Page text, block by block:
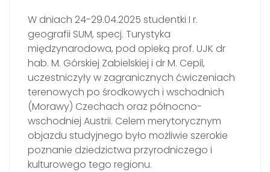
W dniach 24-29.04.2025 studentki I r.
geografii SUM, specj. Turystyka
międzynarodowa, pod opieką prof. UJK dr
hab. M. Górskiej Zabielskiej i dr M. Cepil,
uczestniczyły w zagranicznych ćwiczeniach
terenowych po środkowych i wschodnich
(Morawy) Czechach oraz północno-
wschodniej Austrii. Celem merytorycznym
objazdu studyjnego było możliwie szerokie
poznanie dziedzictwa przyrodniczego i
kulturowego tego regionu.